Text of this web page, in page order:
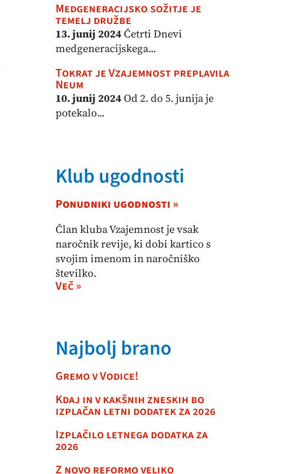
Medgeneracijsko sožitje je
temelj družbe
13. junij 2024Četrti Dnevi
medgeneracijskega...
Tokrat je Vzajemnost preplavila
Neum
10. junij 2024Od 2. do 5. junija je
potekalo...
Klub ugodnosti
Ponudniki ugodnosti »
Član kluba Vzajemnost je vsak
naročnik revije, ki dobi kartico s
svojim imenom in naročniško
številko.
Več »
Najbolj brano
Gremo v Vodice!
Kdaj in v kakšnih zneskih bo
izplačan letni dodatek za 2026
Izplačilo letnega dodatka za
2026
Z novo reformo veliko